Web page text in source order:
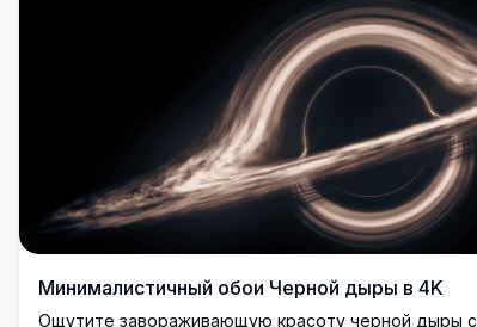
Минималистичный обои Черной дыры в 4K
Ощутите завораживающую красоту черной дыры с